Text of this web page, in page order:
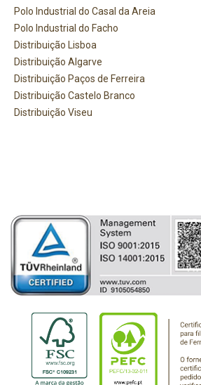
Polo Industrial do Casal da Areia
Polo Industrial do Facho
Distribuição Lisboa
Distribuição Algarve
Distribuição Paços de Ferreira
Distribuição Castelo Branco
Distribuição Viseu